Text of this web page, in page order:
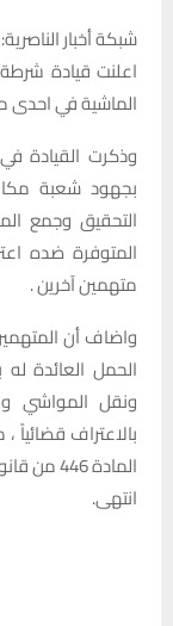
شبكة أخبار الناصرية:
اعلنت قيادة
الماشية في
وذكرت القيادة
بجهود شعبة
التحقيق وجمع
متهمين آخرين .
واضاف أن
الحمل العائدة
ونقل المواشي
بالاعتراف قضائياً
المادة 446 من قانون العقوبات العراقي لإكمال التحقيق أصولياً.
انتهى.